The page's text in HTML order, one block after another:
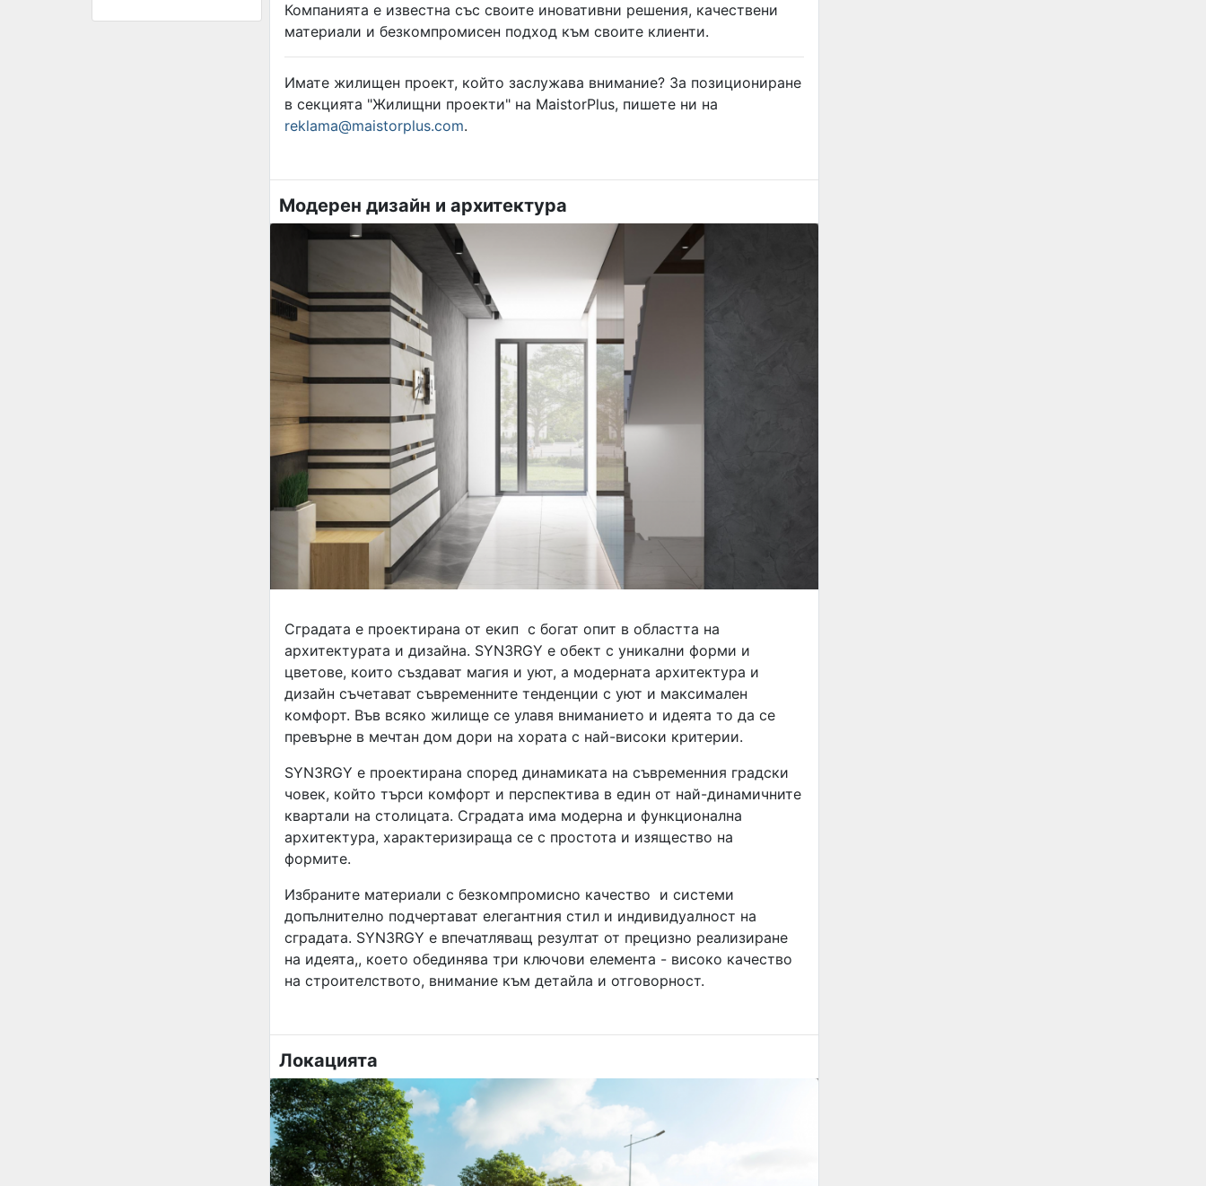
Компанията е известна със своите иновативни решения, качествени
материали и безкомпромисен подход към своите клиенти.
Имате жилищен проект, който заслужава внимание? За позициониране
в секцията "Жилищни проекти" на MaistorPlus, пишете ни на
reklama@maistorplus.com.
Модерен дизайн и архитектура
Сградата е проектирана от екип с богат опит в областта на
архитектурата и дизайна. SYN3RGY е обект с уникални форми и
цветове, които създават магия и уют, а модерната архитектура и
дизайн съчетават съвременните тенденции с уют и максимален
комфорт. Във всяко жилище се улавя вниманието и идеята то да се
превърне в мечтан дом дори на хората с най-високи критерии.
SYN3RGY е проектирана според динамиката на съвременния градски
човек, който търси комфорт и перспектива в един от най-динамичните
квартали на столицата. Сградата има модерна и функционална
архитектура, характеризираща се с простота и изящество на
формите.
Избраните материали с безкомпромисно качество и системи
допълнително подчертават елегантния стил и индивидуалност на
сградата. SYN3RGY е впечатляващ резултат от прецизно реализиране
на идеята,, което обединява три ключови елемента - високо качество
на строителството, внимание към детайла и отговорност.
Локацията